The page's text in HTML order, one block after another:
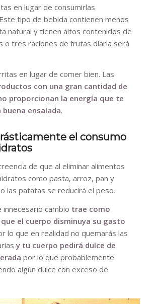
en lugar de consumirlas
tipo de bebida contienen menos
natural y tienen altos contenidos de
o tres raciones de frutas diaria será
en lugar de comer bien. Las
con una gran cantidad de
proporcionan la energía que te
buena ensalada.
el consumo
de que al eliminar alimentos
como pasta, arroz, pan y
las patatas se reducirá el peso.
cambio trae como
el cuerpo disminuya su gasto
lo que en realidad no quemarás las
y tu cuerpo pedirá dulce de
por lo que probablemente
algún dulce con exceso de